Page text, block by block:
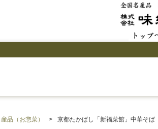
品（お惣菜） 京都たかばし「新福菜館」中華そば